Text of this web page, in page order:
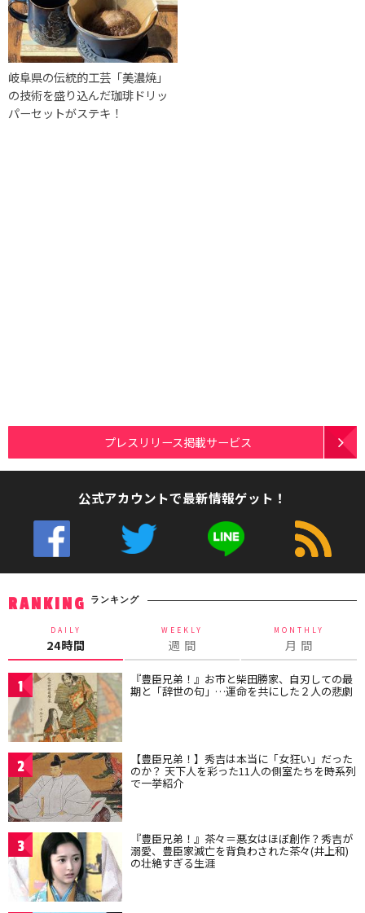
岐阜県の伝統的工芸「美濃焼」
の技術を盛り込んだ珈琲ドリッ
パーセットがステキ！
プレスリリース掲載サービス
公式アカウントで最新情報ゲット！
RANKING ランキング
DAILY
24時間
WEEKLY
週 間
MONTHLY
月 間
1 『豊臣兄弟！』お市と柴田勝家、自刃しての最
期と「辞世の句」…運命を共にした２人の悲劇
2 【豊臣兄弟！】秀吉は本当に「女狂い」だった
のか？ 天下人を彩った11人の側室たちを時系列
で一挙紹介
3 『豊臣兄弟！』茶々＝悪女はほぼ創作？秀吉が
溺愛、豊臣家滅亡を背負わされた茶々(井上和)
の壮絶すぎる生涯